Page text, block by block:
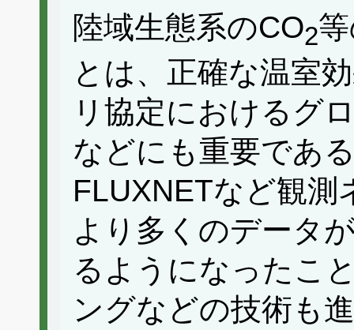
陸域生態系のCO2
とは、正確な温室
リ協定におけるグ
などにも重要であ
FLUXNETなど観測
より多くのデータ
るようになったこ
ングなどの技術も